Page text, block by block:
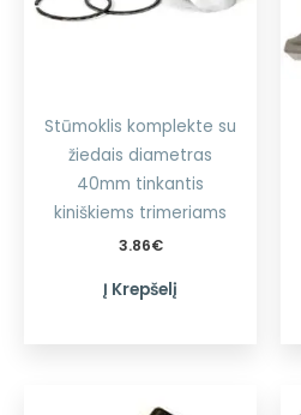
Stūmoklis komplekte su
žiedais diametras
40mm tinkantis
kiniškiems trimeriams
3.86€
Į Krepšelį